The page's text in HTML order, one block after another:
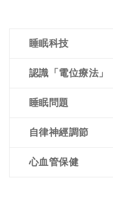
睡眠科技
認識「電位療法」
睡眠問題
自律神經調節
心血管保健